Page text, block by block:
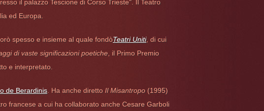
il palazzo Tescione di Corso Trieste". Il Teatro
ed Europa.
spesso e insieme al quale fondòTeatri Uniti, di cui
di vaste significazioni poetiche , il Primo Premio
e interpretato.
de Berardinis . Ha anche diretto Il Misantropo (1995)
francese a cui ha collaborato anche Cesare Garboli